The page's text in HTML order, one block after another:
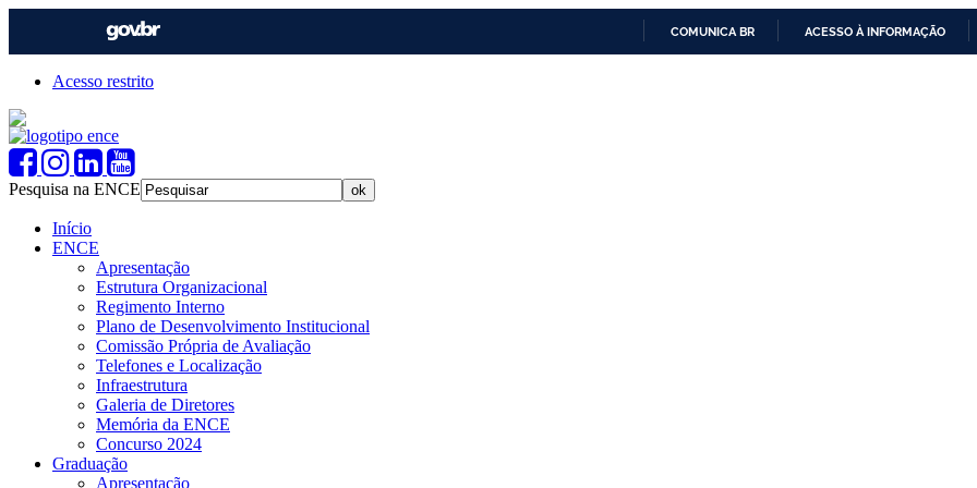
COMUNICA BR ACESSO À INFORMAÇÃO
Acesso restrito
Pesquisa na ENCE
Início
ENCE
Apresentação
Estrutura Organizacional
Regimento Interno
Plano de Desenvolvimento Institucional
Comissão Própria de Avaliação
Telefones e Localização
Infraestrutura
Galeria de Diretores
Memória da ENCE
Concurso 2024
Graduação
Apresentação